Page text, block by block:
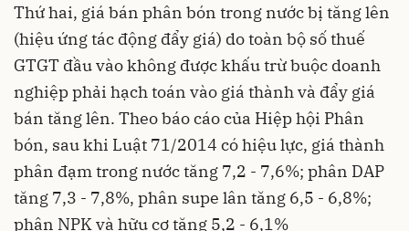
Thứ hai, giá bán phân bón trong nước bị tăng lên
(hiệu ứng tác động đẩy giá) do toàn bộ số thuế
GTGT đầu vào không được khấu trừ buộc doanh
nghiệp phải hạch toán vào giá thành và đẩy giá
bán tăng lên. Theo báo cáo của Hiệp hội Phân
bón, sau khi Luật 71/2014 có hiệu lực, giá thành
phân đạm trong nước tăng 7,2 - 7,6%; phân DAP
tăng 7,3 - 7,8%, phân supe lân tăng 6,5 - 6,8%;
phân NPK và hữu cơ tăng 5,2 - 6,1%